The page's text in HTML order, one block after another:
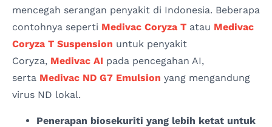
mencegah serangan penyakit di Indonesia. Beberapa
contohnya seperti Medivac Coryza T atau Medivac
Coryza T Suspension untuk penyakit
Coryza, Medivac AI pada pencegahan AI,
serta Medivac ND G7 Emulsion yang mengandung
virus ND lokal.
Penerapan biosekuriti yang lebih ketat untuk